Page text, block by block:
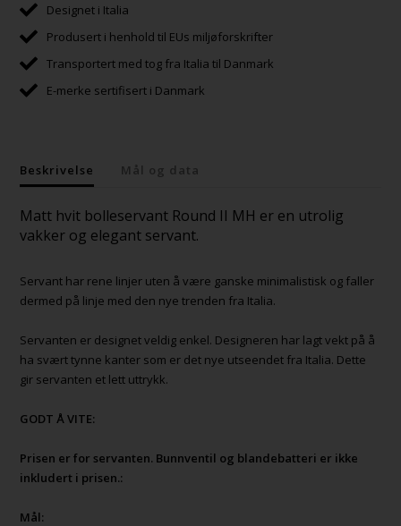
Designet i Italia
Produsert i henhold til EUs miljøforskrifter
Transportert med tog fra Italia til Danmark
E-merke sertifisert i Danmark
Beskrivelse Mål og data
Matt hvit bolleservant Round II MH er en utrolig
vakker og elegant servant.
Servant har rene linjer uten å være ganske minimalistisk og faller
dermed på linje med den nye trenden fra Italia.
Servanten er designet veldig enkel. Designeren har lagt vekt på å
ha svært tynne kanter som er det nye utseendet fra Italia. Dette
gir servanten et lett uttrykk.
GODT Å VITE:
Prisen er for servanten. Bunnventil og blandebatteri er ikke
inkludert i prisen.:
Mål: